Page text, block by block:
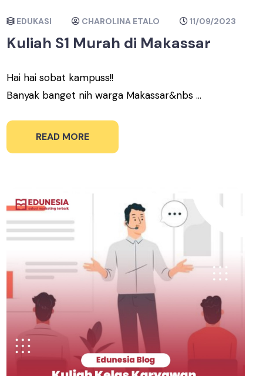
EDUKASI CHAROLINA ETALO 11/09/2023
Kuliah S1 Murah di Makassar
Hai hai sobat kampuss!!
Banyak banget nih warga Makassar&nbs ...
READ MORE